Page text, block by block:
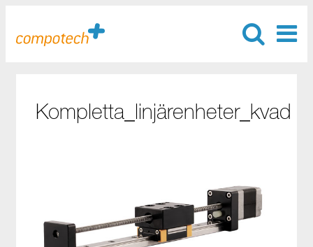
Kompletta_linjärenheter_kvad